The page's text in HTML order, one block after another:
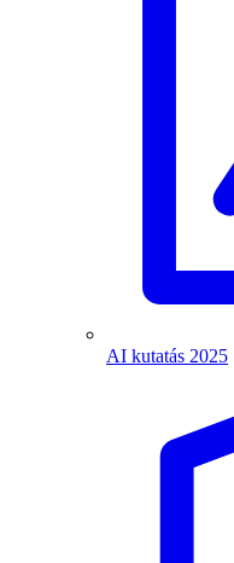
AI kutatás 2025